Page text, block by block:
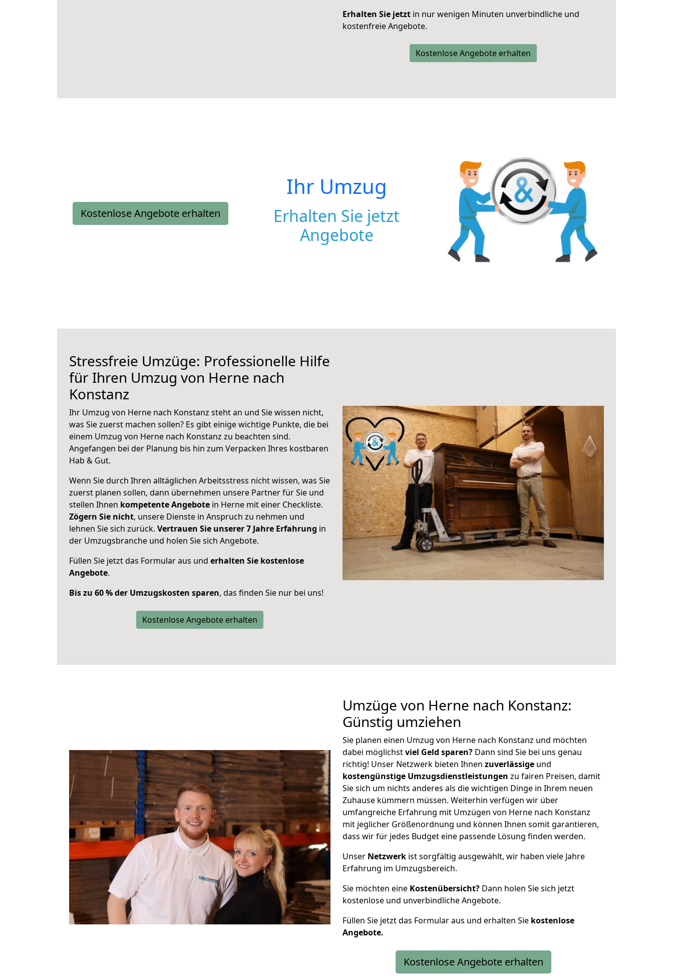
Erhalten Sie jetzt in nur wenigen Minuten unverbindliche und
kostenfreie Angebote.
Kostenlose Angebote erhalten
Kostenlose Angebote erhalten
Ihr Umzug
Erhalten Sie jetzt
Angebote
Stressfreie Umzüge: Professionelle Hilfe
für Ihren Umzug von Herne nach
Konstanz
Ihr Umzug von Herne nach Konstanz steht an und Sie wissen nicht,
was Sie zuerst machen sollen? Es gibt einige wichtige Punkte, die bei
einem Umzug von Herne nach Konstanz zu beachten sind.
Angefangen bei der Planung bis hin zum Verpacken Ihres kostbaren
Hab & Gut.
Wenn Sie durch Ihren alltäglichen Arbeitsstress nicht wissen, was Sie
zuerst planen sollen, dann übernehmen unsere Partner für Sie und
stellen Ihnen kompetente Angebote in Herne mit einer Checkliste.
Zögern Sie nicht, unsere Dienste in Anspruch zu nehmen und
lehnen Sie sich zurück. Vertrauen Sie unserer 7 Jahre Erfahrung in
der Umzugsbranche und holen Sie sich Angebote.
Füllen Sie jetzt das Formular aus und erhalten Sie kostenlose
Angebote.
Bis zu 60 % der Umzugskosten sparen, das finden Sie nur bei uns!
Kostenlose Angebote erhalten
Umzüge von Herne nach Konstanz:
Günstig umziehen
Sie planen einen Umzug von Herne nach Konstanz und möchten
dabei möglichstviel Geld sparen? Dann sind Sie bei uns genau
richtig! Unser Netzwerk bieten Ihnen zuverlässige und
kostengünstige Umzugsdienstleistungen zu fairen Preisen, damit
Sie sich um nichts anderes als die wichtigen Dinge in Ihrem neuen
Zuhause kümmern müssen. Weiterhin verfügen wir über
umfangreiche Erfahrung mit Umzügen von Herne nach Konstanz
mit jeglicher Größenordnung und können Ihnen somit garantieren,
dass wir für jedes Budget eine passende Lösung finden werden.
Unser Netzwerk ist sorgfältig ausgewählt, wir haben viele Jahre
Erfahrung im Umzugsbereich.
Sie möchten eine Kostenübersicht? Dann holen Sie sich jetzt
kostenlose und unverbindliche Angebote.
Füllen Sie jetzt das Formular aus und erhalten Sie kostenlose
Angebote.
Kostenlose Angebote erhalten